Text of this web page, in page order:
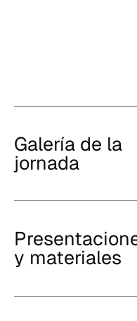
Galería de la
jornada
y materiales